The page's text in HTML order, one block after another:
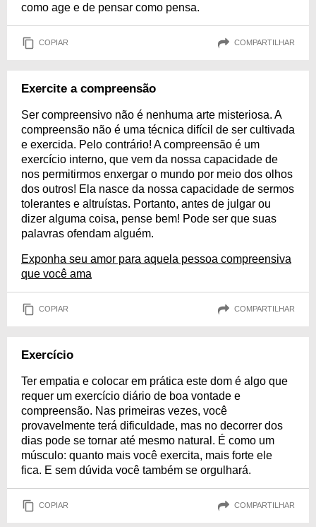
como age e de pensar como pensa.
COPIAR COMPARTILHAR
Exercite a compreensão
Ser compreensivo não é nenhuma arte misteriosa. A
compreensão não é uma técnica difícil de ser cultivada
e exercida. Pelo contrário! A compreensão é um
exercício interno, que vem da nossa capacidade de
nos permitirmos enxergar o mundo por meio dos olhos
dos outros! Ela nasce da nossa capacidade de sermos
tolerantes e altruístas. Portanto, antes de julgar ou
dizer alguma coisa, pense bem! Pode ser que suas
palavras ofendam alguém.
Exponha seu amor para aquela pessoa compreensiva
que você ama
COPIAR COMPARTILHAR
Exercício
Ter empatia e colocar em prática este dom é algo que
requer um exercício diário de boa vontade e
compreensão. Nas primeiras vezes, você
provavelmente terá dificuldade, mas no decorrer dos
dias pode se tornar até mesmo natural. É como um
músculo: quanto mais você exercita, mais forte ele
fica. E sem dúvida você também se orgulhará.
COPIAR COMPARTILHAR